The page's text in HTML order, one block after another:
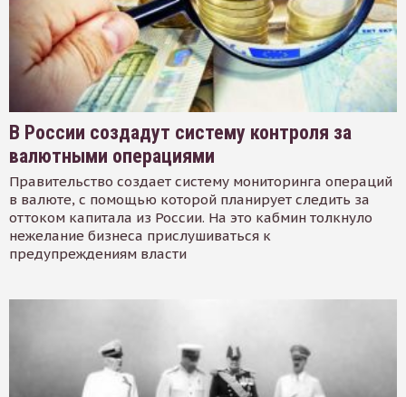
В России создадут систему контроля за
валютными операциями
Правительство создает систему мониторинга операций
в валюте, с помощью которой планирует следить за
оттоком капитала из России. На это кабмин толкнуло
нежелание бизнеса прислушиваться к
предупреждениям власти